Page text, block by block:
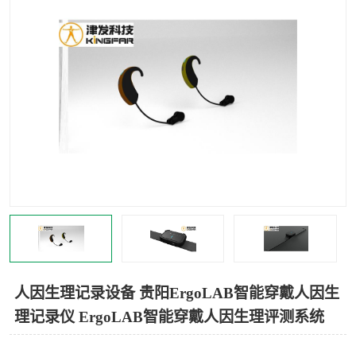
人因生理记录设备 贵阳ErgoLAB智能穿戴人因生
理记录仪 ErgoLAB智能穿戴人因生理评测系统
行为观察与表情分析
人机交互实验室
神经营销与消费行为实验 车俩与驾驶模拟
人机环境同步云平台